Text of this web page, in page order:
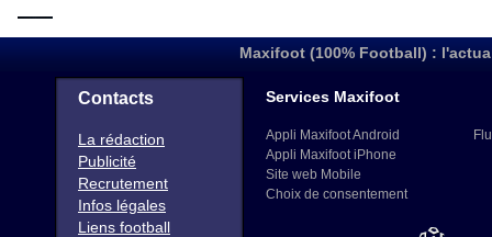
Maxifoot (100% Football) :
Contacts
La rédaction
Publicité
Recrutement
Infos légales
Liens football
Services Maxifoot
Appli Maxifoot Android
Appli Maxifoot iPhone
Site web Mobile
Choix de consentement